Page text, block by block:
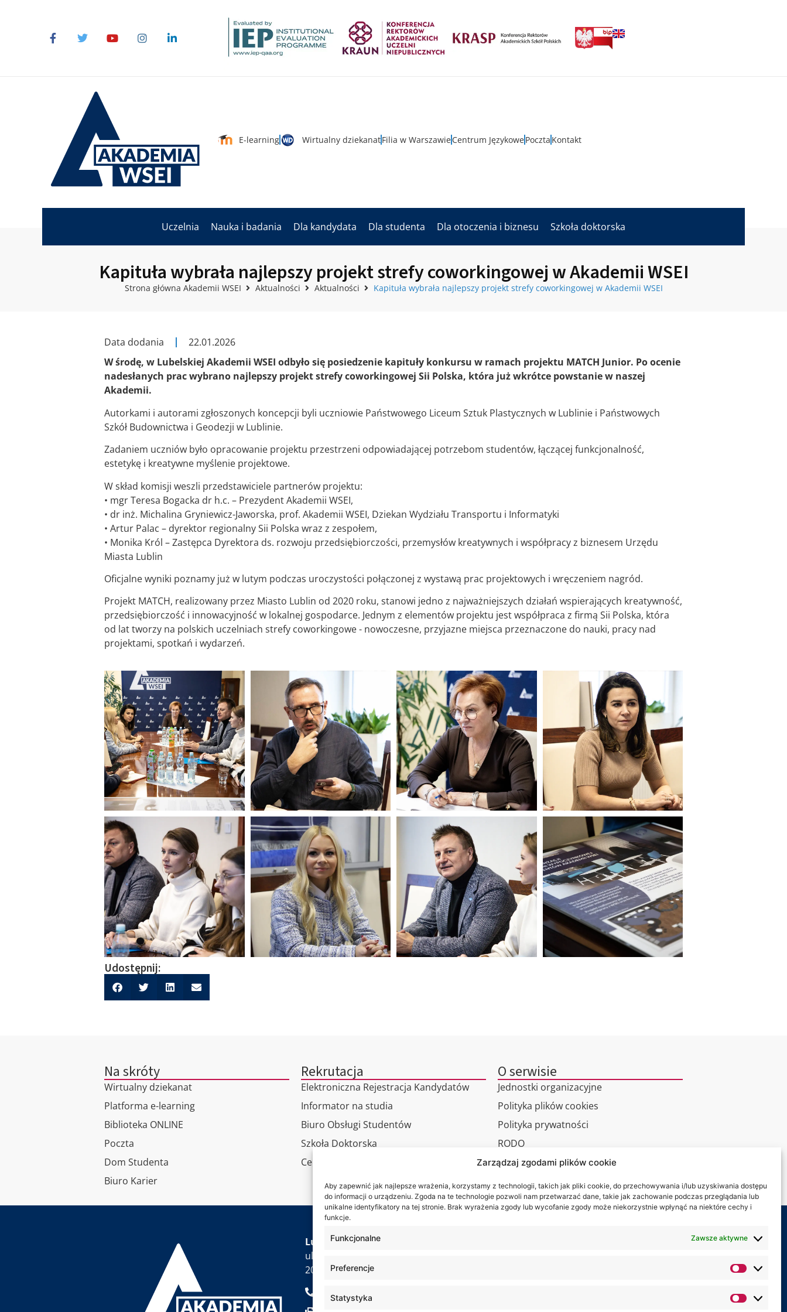
Zarządzaj zgodami plików cookie
Aby zapewnić jak najlepsze wrażenia, korzystamy z technologii, takich jak pliki cookie, do przechowywania i/lub uzyskiwania dostępu
do informacji o urządzeniu. Zgoda na te technologie pozwoli nam przetwarzać dane, takie jak zachowanie podczas przeglądania lub
unikalne identyfikatory na tej stronie. Brak wyrażenia zgody lub wycofanie zgody może niekorzystnie wpłynąć na niektóre cechy i
funkcje.
Funkcjonalne Zawsze aktywne
Preferencje
Statystyka
E-learning Wirtualny dziekanatFilia w WarszawieCentrum JęzykowePoczta Kontakt
Uczelnia Nauka i badania Dla kandydata Dla studenta Dla otoczenia i biznesu Szkoła doktorska
Kapituła wybrała najlepszy projekt strefy coworkingowej w Akademii WSEI
Strona główna Akademii WSEI Aktualności Aktualności Kapituła wybrała najlepszy projekt strefy coworkingowej w Akademii WSEI
Data dodania
22.01.2026
W środę, w Lubelskiej Akademii WSEI odbyło się posiedzenie kapituły konkursu w ramach projektu MATCH Junior. Po ocenie
nadesłanych prac wybrano najlepszy projekt strefy coworkingowej Sii Polska, która już wkrótce powstanie w naszej
Akademii.
Autorkami i autorami zgłoszonych koncepcji byli uczniowie Państwowego Liceum Sztuk Plastycznych w Lublinie i Państwowych
Szkół Budownictwa i Geodezji w Lublinie.
Zadaniem uczniów było opracowanie projektu przestrzeni odpowiadającej potrzebom studentów, łączącej funkcjonalność,
estetykę i kreatywne myślenie projektowe.
W skład komisji weszli przedstawiciele partnerów projektu:
• mgr Teresa Bogacka dr h.c. – Prezydent Akademii WSEI,
• dr inż. Michalina Gryniewicz-Jaworska, prof. Akademii WSEI, Dziekan Wydziału Transportu i Informatyki
• Artur Palac – dyrektor regionalny Sii Polska wraz z zespołem,
• Monika Król – Zastępca Dyrektora ds. rozwoju przedsiębiorczości, przemysłów kreatywnych i współpracy z biznesem Urzędu
Miasta Lublin
Oficjalne wyniki poznamy już w lutym podczas uroczystości połączonej z wystawą prac projektowych i wręczeniem nagród.
Projekt MATCH, realizowany przez Miasto Lublin od 2020 roku, stanowi jedno z najważniejszych działań wspierających kreatywność,
przedsiębiorczość i innowacyjność w lokalnej gospodarce. Jednym z elementów projektu jest współpraca z firmą Sii Polska, która
od lat tworzy na polskich uczelniach strefy coworkingowe - nowoczesne, przyjazne miejsca przeznaczone do nauki, pracy nad
projektami, spotkań i wydarzeń.
Udostępnij:
Na skróty
Wirtualny dziekanat
Platforma e-learning
Biblioteka ONLINE
Poczta
Dom Studenta
Biuro Karier
Rekrutacja
Elektroniczna Rejestracja Kandydatów
Informator na studia
Biuro Obsługi Studentów
Szkoła Doktorska
Centrum Studiów Podyplomowych
O serwisie
Jednostki organizacyjne
Polityka plików cookies
Polityka prywatności
RODO
Wirtualny spacer
Kontakt
Lubelska Akademia WSEI
ul. Projektowa 4
20-209 Lublin
+48 81 749 17 70